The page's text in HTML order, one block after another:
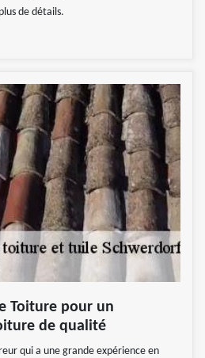
de détails.
Toiture pour un
de qualité
qui a une grande expérience en